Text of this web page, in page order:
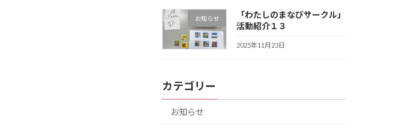
お知らせ
「わたしのまなびサークル」
活動紹介１３
2025年11月23日
カテゴリー
お知らせ